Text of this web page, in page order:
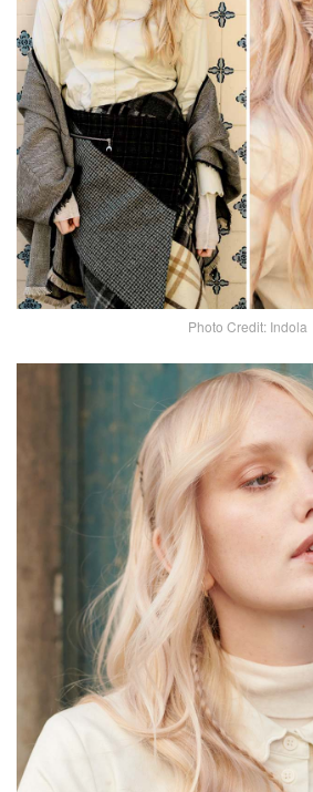
Photo Credit: Indola